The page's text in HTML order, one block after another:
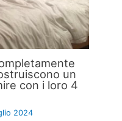
un
con i loro 4
2024